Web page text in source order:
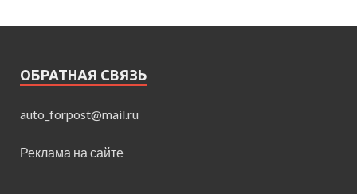
ОБРАТНАЯ СВЯЗЬ
auto_forpost@mail.ru
Реклама на сайте